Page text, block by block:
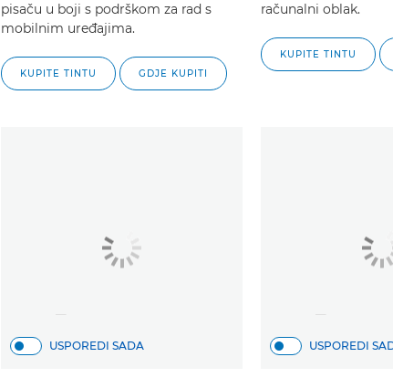
pisaču u boji s podrškom za rad s
mobilnim uređajima.
KUPITE TINTU GDJE KUPITI
računalni oblak.
KUPITE TINTU
USPOREDI SADA USPOREDI